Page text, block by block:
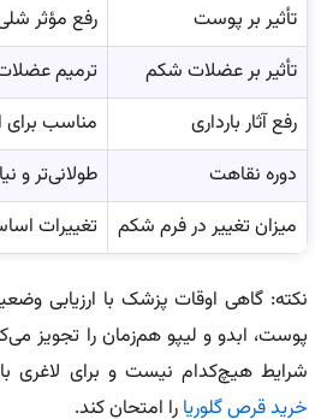
تأثیر بر پوست
رفع مؤثر
تأثیر بر عضلات شکم
ترمیم
رفع آثار بارداری
مناسب‌ برای
دوره نقاهت
طولانی‌تر و
میزان تغییر در فرم شکم
تغییرات
نکته: گاهی اوقات پزشک با ارزیابی
پوست، ابدو و لیپو هم‌زمان را تجویز
شرایط هیچ‌کدام نیست و برای لاغری
خرید قرص گلوریا را امتحان کند.